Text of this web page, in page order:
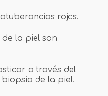
rojas.
de la piel son
a través del
de la piel.